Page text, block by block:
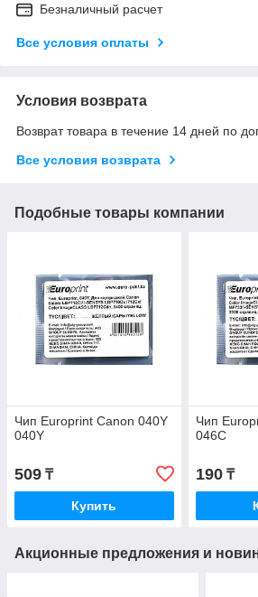
Безналичный расчет
Все условия оплаты
Условия возврата
Возврат товара в течение 14 дней по
Все условия возврата
Подобные товары компании
Чип Europrint Canon 040Y
040Y
509 ₸
Купить
Чип
046C
190₸
Акционные предложения и